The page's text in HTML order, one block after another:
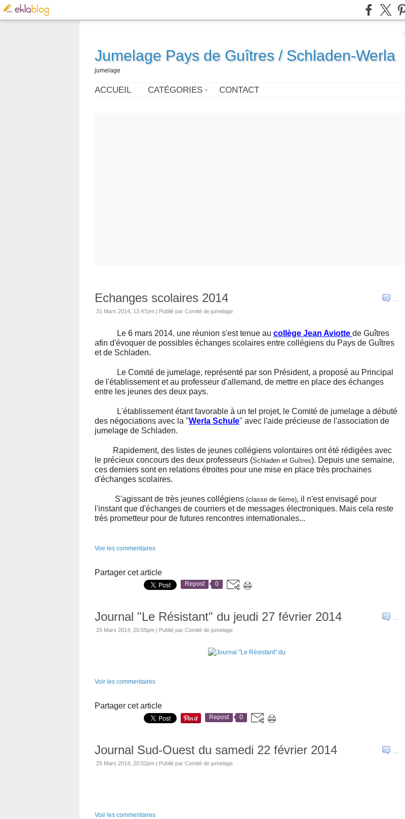
Jumelage Pays de Guîtres / Schladen-Werla
jumelage
ACCUEIL CATÉGORIES CONTACT
…
Echanges scolaires 2014
31 Mars 2014, 13:47pm | Publié par Comité de jumelage
Le 6 mars 2014, une réunion s'est tenue au collège Jean Aviotte de Guîtres
afin d'évoquer de possibles échanges scolaires entre collégiens du Pays de Guîtres
et de Schladen.
Le Comité de jumelage, représenté par son Président, a proposé au Principal
de l'établissement et au professeur d'allemand, de mettre en place des échanges
entre les jeunes des deux pays.
L'établissement étant favorable à un tel projet, le Comité de jumelage a débuté
des négociations avec la "Werla Schule" avec l'aide précieuse de l'association de
jumelage de Schladen.
Rapidement, des listes de jeunes collégiens volontaires ont été rédigées avec
le précieux concours des deux professeurs (Schladen et Guîtres). Depuis une semaine,
ces derniers sont en relations étroites pour une mise en place très prochaines
d'échanges scolaires.
S'agissant de très jeunes collégiens (classe de 6ème), il n'est envisagé pour
l'instant que d'échanges de courriers et de messages électroniques. Mais cela reste
très prometteur pour de futures rencontres internationales...
Voir les commentaires
Partager cet article
Repost 0
…
Journal "Le Résistant" du jeudi 27 février 2014
25 Mars 2014, 20:55pm | Publié par Comité de jumelage
Voir les commentaires
Partager cet article
Repost 0
…
Journal Sud-Ouest du samedi 22 février 2014
25 Mars 2014, 20:52pm | Publié par Comité de jumelage
Voir les commentaires